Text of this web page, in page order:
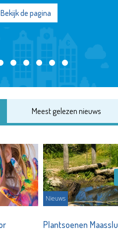
Bekijk de pagina
Meest gelezen nieuws
Nieuws
Plantsoenen